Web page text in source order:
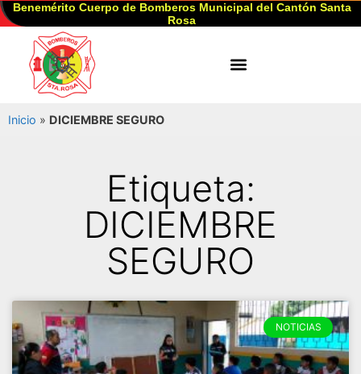
Benemérito Cuerpo de Bomberos Municipal del Cantón Santa
Rosa
Inicio » DICIEMBRE SEGURO
Etiqueta:
DICIEMBRE
SEGURO
NOTICIAS